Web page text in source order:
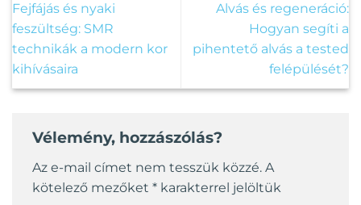
ki
Fejfájás és nyaki
feszültség: SMR
technikák a modern kor
kihívásaira
Alvás és regeneráció:
Hogyan segíti a
pihentető alvás a tested
felépülését?
Vélemény, hozzászólás?
Az e-mail címet nem tesszük közzé. A
kötelező mezőket * karakterrel jelöltük